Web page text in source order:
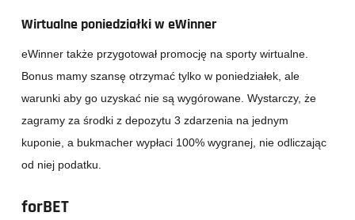
Wirtualne poniedziałki w eWinner
eWinner także przygotował promocję na sporty wirtualne.
Bonus mamy szansę otrzymać tylko w poniedziałek, ale
warunki aby go uzyskać nie są wygórowane. Wystarczy, że
zagramy za środki z depozytu 3 zdarzenia na jednym
kuponie, a bukmacher wypłaci 100% wygranej, nie odliczając
od niej podatku.
forBET